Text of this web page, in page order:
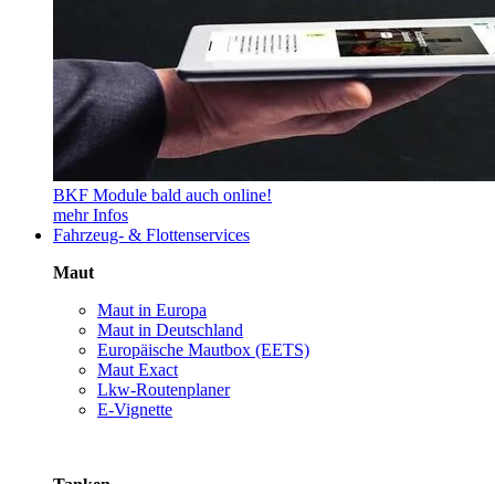
BKF Module bald auch online!
mehr Infos
Fahrzeug- & Flottenservices
Maut
Maut in Europa
Maut in Deutschland
Europäische Mautbox (EETS)
Maut Exact
Lkw-Routenplaner
E-Vignette